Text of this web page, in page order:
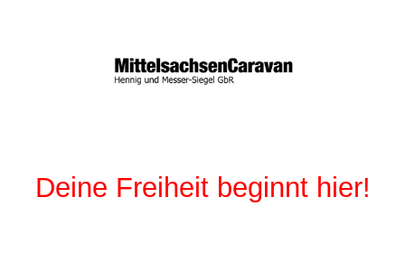
Deine Freiheit beginnt hier!